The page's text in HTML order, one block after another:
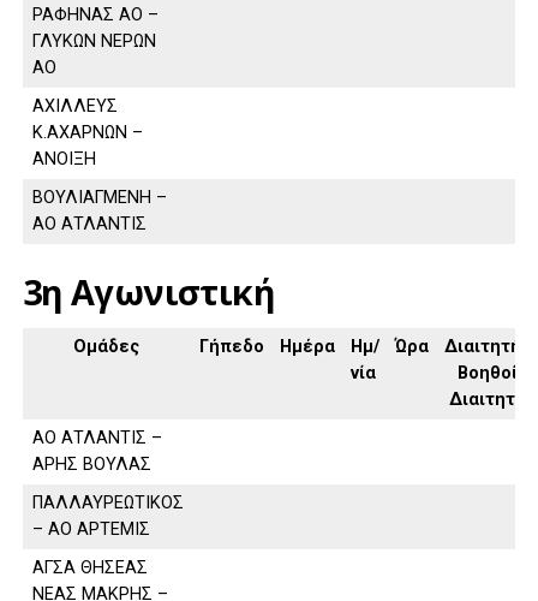
ΡΑΦΗΝΑΣ ΑΟ –
ΓΛΥΚΩΝ ΝΕΡΩΝ
ΑΟ
ΑΧΙΛΛΕΥΣ
Κ.ΑΧΑΡΝΩΝ –
ΑΝΟΙΞΗ
ΒΟΥΛΙΑΓΜΕΝΗ –
ΑΟ ΑΤΛΑΝΤΙΣ
3η Αγωνιστική
Ομάδες Γήπεδο Ημέρα
Ημ/
νία
Ώρα
Διαιτητής,
Βοηθοί
Διαιτητή
ΑΟ ΑΤΛΑΝΤΙΣ –
ΑΡΗΣ ΒΟΥΛΑΣ
ΠΑΛΛΑΥΡΕΩΤΙΚΟΣ
– ΑΟ ΑΡΤΕΜΙΣ
ΑΓΣΑ ΘΗΣΕΑΣ
ΝΕΑΣ ΜΑΚΡΗΣ –